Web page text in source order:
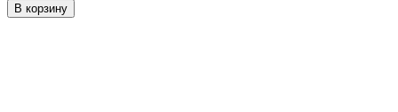
В корзину